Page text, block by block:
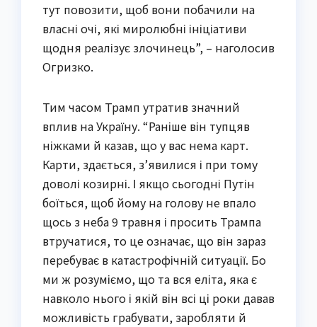
тут повозити, щоб вони побачили на
власні очі, які миролюбні ініціативи
щодня реалізує злочинець”, – наголосив
Огризко.
Тим часом Трамп утратив значний
вплив на Україну. “Раніше він тупцяв
ніжками й казав, що у вас нема карт.
Карти, здається, з’явилися і при тому
доволі козирні. І якщо сьогодні Путін
боїться, щоб йому на голову не впало
щось з неба 9 травня і просить Трампа
втручатися, то це означає, що він зараз
перебуває в катастрофічній ситуації. Бо
ми ж розуміємо, що та вся еліта, яка є
навколо нього і якій він всі ці роки давав
можливість грабувати, заробляти й